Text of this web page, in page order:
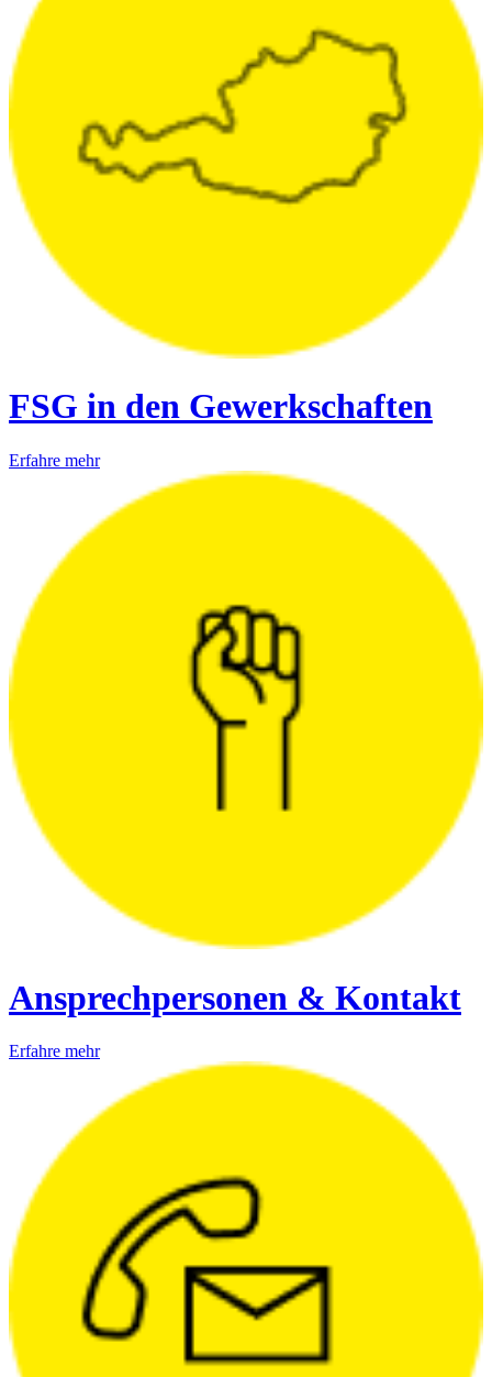
FSG in den Gewerkschaften
Erfahre mehr
Ansprechpersonen & Kontakt
Erfahre mehr